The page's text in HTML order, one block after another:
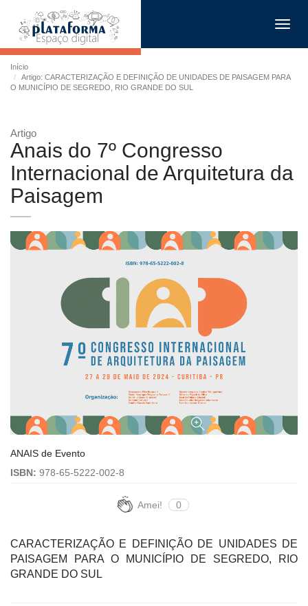
Início
Artigo: CARACTERIZAÇÃO E DEFINIÇÃO DE UNIDADES DE PAISAGEM PARA
O MUNICÍPIO DE SEGREDO, RIO GRANDE DO SUL
Artigo
Anais do 7º Congresso
Internacional de Arquitetura da
Paisagem
ANAIS de Evento
ISBN: 978-65-5222-002-8
Amei! 0
CARACTERIZAÇÃO E DEFINIÇÃO DE UNIDADES DE
PAISAGEM PARA O MUNICÍPIO DE SEGREDO, RIO
GRANDE DO SUL